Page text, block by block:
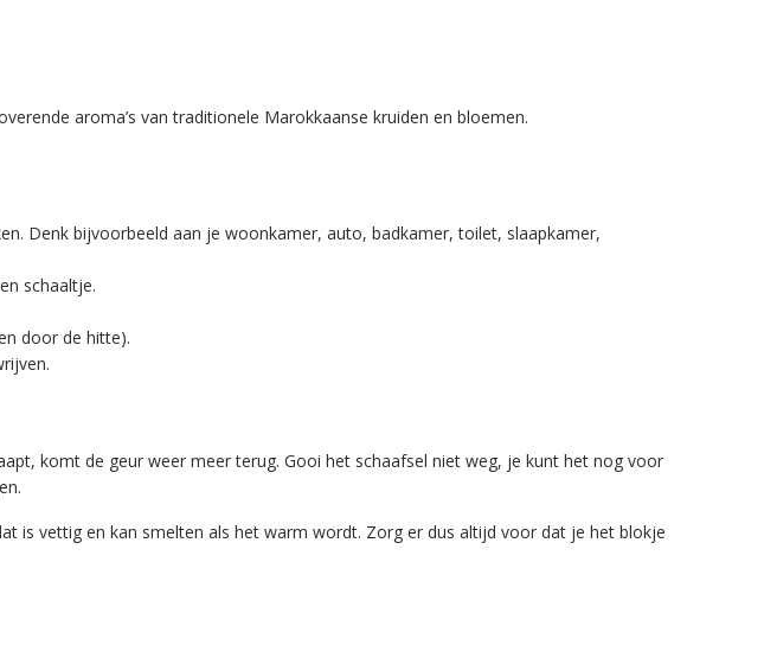
aroma’s van traditionele Marokkaanse kruiden en bloemen.
Denk bijvoorbeeld aan je woonkamer, auto, badkamer, toilet, slaapkamer,
schaaltje.
door de hitte).
komt de geur weer meer terug. Gooi het schaafsel niet weg, je kunt het nog voor
is vettig en kan smelten als het warm wordt. Zorg er dus altijd voor dat je het blokje